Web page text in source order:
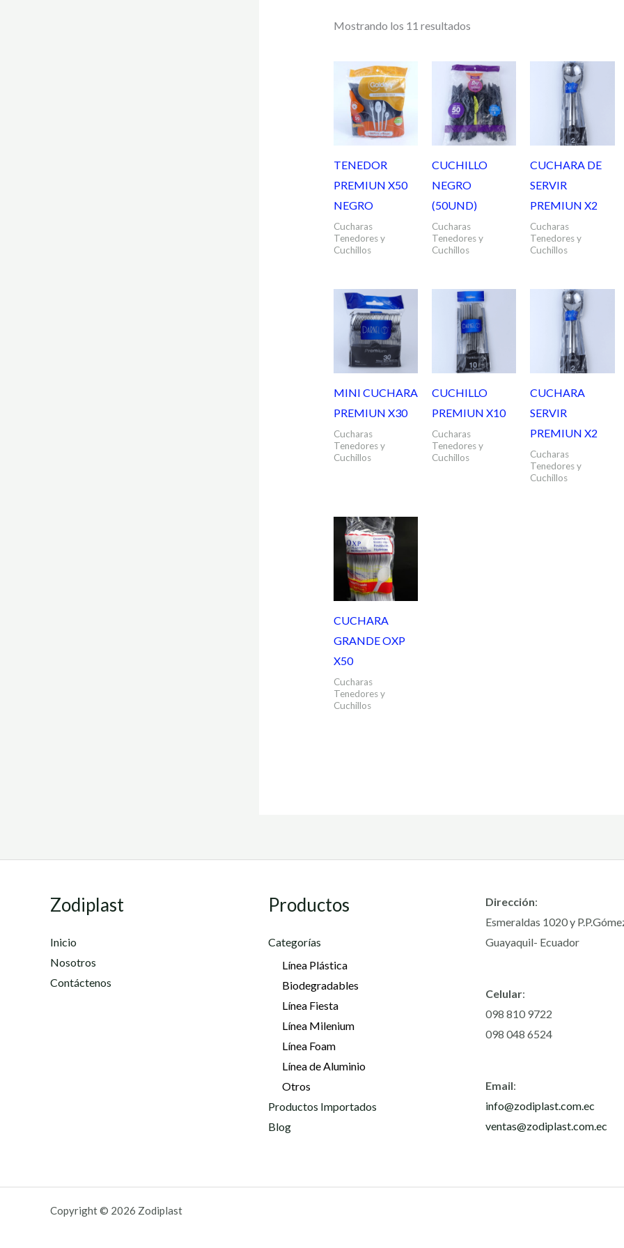
Mostrando los 11 resultados
TENEDOR
PREMIUN X50
NEGRO
Cucharas
Tenedores y
Cuchillos
CUCHILLO
NEGRO
(50UND)
Cucharas
Tenedores y
Cuchillos
CUCHARA DE
SERVIR
PREMIUN X2
Cucharas
Tenedores y
Cuchillos
MINI CUCHARA
PREMIUN X30
Cucharas
Tenedores y
Cuchillos
CUCHILLO
PREMIUN X10
Cucharas
Tenedores y
Cuchillos
CUCHARA
SERVIR
PREMIUN X2
Cucharas
Tenedores y
Cuchillos
CUCHARA
GRANDE OXP
X50
Cucharas
Tenedores y
Cuchillos
Zodiplast
Inicio
Nosotros
Contáctenos
Productos
Categorías
Línea Plástica
Biodegradables
Línea Fiesta
Línea Milenium
Línea Foam
Línea de Aluminio
Otros
Productos Importados
Blog
Dirección:
Esmeraldas 1020 y
Guayaquil- Ecuador
Celular:
098 810 9722
098 048 6524
Email:
info@zodiplast.com.ec
ventas@zodiplast.com.ec
Copyright © 2026 Zodiplast